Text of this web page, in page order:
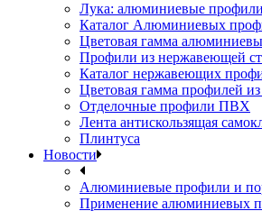
Лука: алюминиевые
Каталог Алюминиевых
Цветовая гамма
Профили из нержавеющей
Каталог нержавеющих
Цветовая гамма профилей
Отделочные профили ПВХ
Лента антискользящая
Плинтуса
Новости
Алюминиевые профили и
Применение алюминиевых